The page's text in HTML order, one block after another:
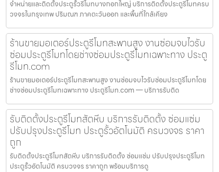
จำหน่ายและติดตั้งประตูรั้วรีโมทบางกอกใหญ่ บริการติดตั้งประตูรีโมทครบ
วงจรในกรุงเทพ ปริมณฑ ภาคตะวันออก และพื้นที่ใกล้เคียง
ร้านขายมอเตอร์ประตูรีโมทสะพานสูง งานซ่อมจบไวรับ
ซ่อมประตูรีโมทโดยช่างซ่อมประตูรีโมทเฉพาะทาง ประตู
รีโมท.com
ร้านขายมอเตอร์ประตูรีโมทสะพานสูง งานซ่อมจบไวรับซ่อมประตูรีโมทโดย
ช่างซ่อมประตูรีโมทเฉพาะทาง ประตูรีโมท.com — บริการรับติด
รับติดตั้งประตูรีโมทสัตหีบ บริการรับติดตั้ง ซ่อมแซ่ม
ปรับปรุงประตูรีโมท ประตูรั้วอัตโนมัติ ครบวงจร ราคา
ถูก
รับติดตั้งประตูรีโมทสัตหีบ บริการรับติดตั้ง ซ่อมแซ่ม ปรับปรุงประตูรีโมท
ประตูรั้วอัตโนมัติ ครบวงจร ราคาถูก พร้อมบริการดู